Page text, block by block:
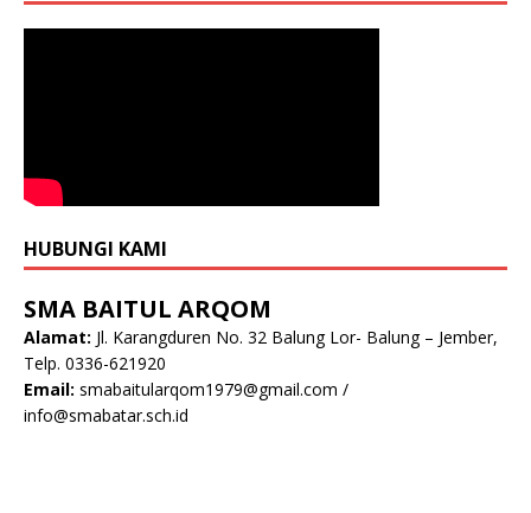
HUBUNGI KAMI
SMA BAITUL ARQOM
Alamat: Jl. Karangduren No. 32 Balung Lor- Balung – Jember,
Telp. 0336-621920
Email: smabaitularqom1979@gmail.com /
info@smabatar.sch.id